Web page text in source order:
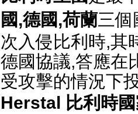
國,德國,荷蘭三個
次入侵比利時,其
德國協議,答應在
受攻擊的情況下
Herstal 比利時